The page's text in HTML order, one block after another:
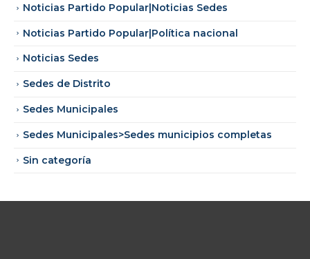
Noticias Partido Popular|Noticias Sedes
Noticias Partido Popular|Política nacional
Noticias Sedes
Sedes de Distrito
Sedes Municipales
Sedes Municipales>Sedes municipios completas
Sin categoría